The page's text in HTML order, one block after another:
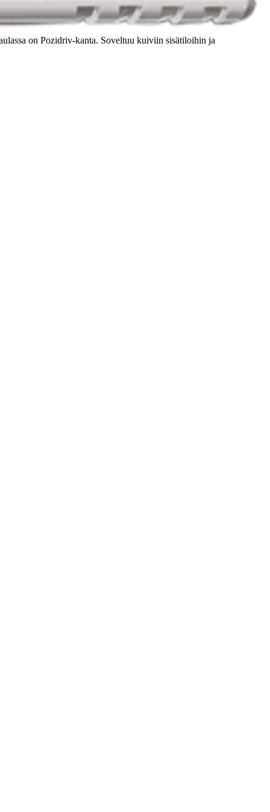
on Pozidriv-kanta. Soveltuu kuiviin sisätiloihin ja